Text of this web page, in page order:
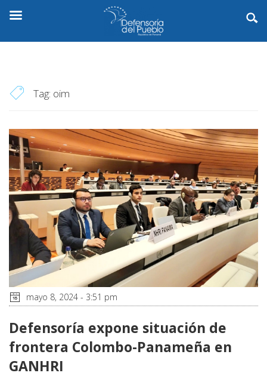
Tag: oim
mayo 8, 2024 - 3:51 pm
Defensoría expone situación de
frontera Colombo-Panameña en
GANHRI